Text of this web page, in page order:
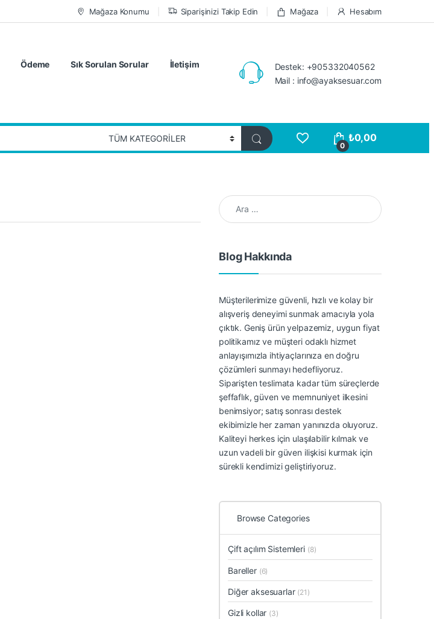
Mağaza Konumu Siparişinizi Takip Edin Mağaza Hesabım
Ödeme Sık Sorulan Sorular İletişim
Destek: +905332040562
Mail : info@ayaksesuar.com
0
₺0,00
Arama:
Blog Hakkında
Müşterilerimize güvenli, hızlı ve kolay bir
alışveriş deneyimi sunmak amacıyla yola
çıktık. Geniş ürün yelpazemiz, uygun fiyat
politikamız ve müşteri odaklı hizmet
anlayışımızla ihtiyaçlarınıza en doğru
çözümleri sunmayı hedefliyoruz.
Siparişten teslimata kadar tüm süreçlerde
şeffaflık, güven ve memnuniyet ilkesini
benimsiyor; satış sonrası destek
ekibimizle her zaman yanınızda oluyoruz.
Kaliteyi herkes için ulaşılabilir kılmak ve
uzun vadeli bir güven ilişkisi kurmak için
sürekli kendimizi geliştiriyoruz.
Browse Categories
Çift açılım Sistemleri (8)
Bareller (6)
Diğer aksesuarlar (21)
Gizli kollar (3)